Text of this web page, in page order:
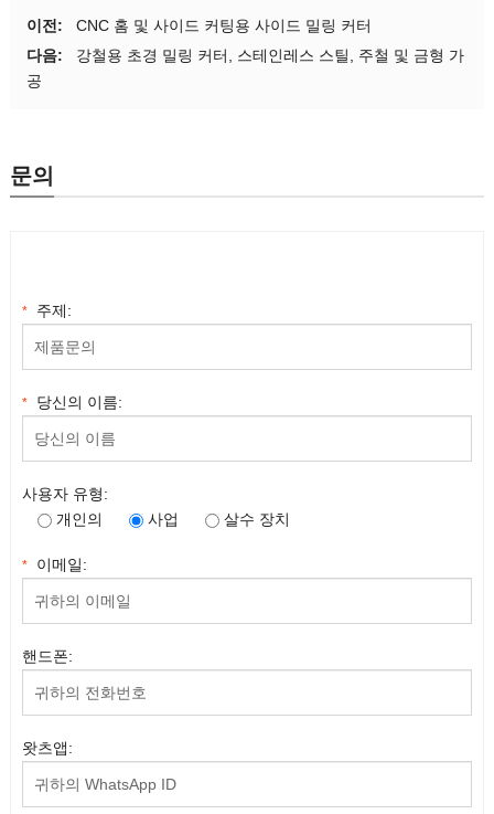
플루트 수
보어 유형, 생크 크
도면 또는
주문 수량
산 수량
이전:
CNC 홈 및 사이드 커팅용 사이드 밀링 커터
다음:
강철용 초경 밀링 커터, 스테인레스 스틸, 주철 및 금형 가
공
문의
* 주제:
* 당신의 이름:
사용자 유형:
개인의
사업 살수 장치
* 이메일:
핸드폰:
왓츠앱: